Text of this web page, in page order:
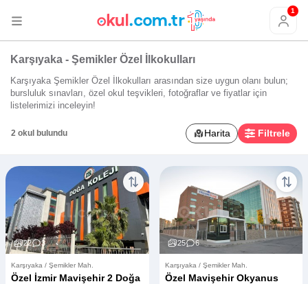
1
Karşıyaka - Şemikler Özel İlkokulları
Karşıyaka Şemikler Özel İlkokulları arasından size uygun olanı bulun;
bursluluk sınavları, özel okul teşvikleri, fotoğraflar ve fiyatlar için
listelerimizi inceleyin!
2 okul bulundu Harita Filtrele
22 3
Karşıyaka / Şemikler Mah.
Özel İzmir Mavişehir 2 Doğa
25 6
Karşıyaka / Şemikler Mah.
Özel Mavişehir Okyanus